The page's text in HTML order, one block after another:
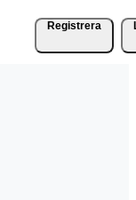
Registrera